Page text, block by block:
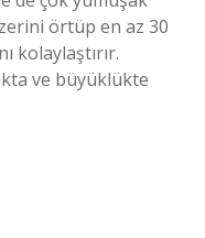
örtüp en az 30
kolaylaştırır.
ve büyüklükte